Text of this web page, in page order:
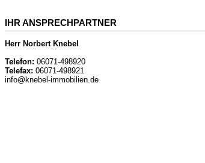
IHR ANSPRECHPARTNER
Herr Norbert Knebel
Telefon: 06071-498920
Telefax: 06071-498921
info@knebel-immobilien.de